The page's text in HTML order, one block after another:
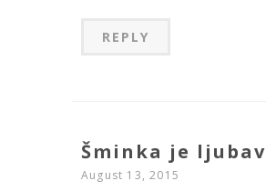
REPLY
Šminka je ljubav
August 13, 2015